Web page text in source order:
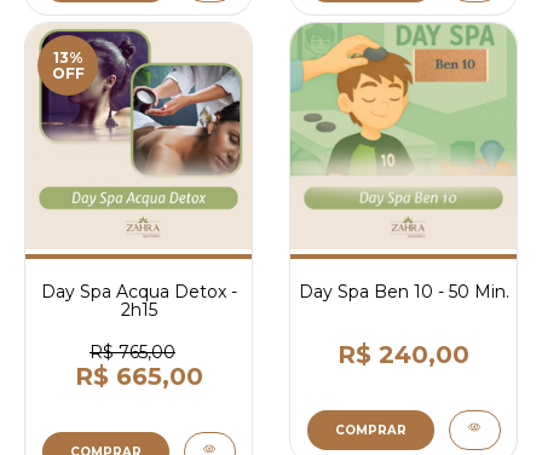
13%
OFF
Day Spa Acqua Detox -
2h15
R$ 765,00
R$ 665,00
Day Spa Ben 10 - 50 Min.
R$ 240,00
COMPRAR